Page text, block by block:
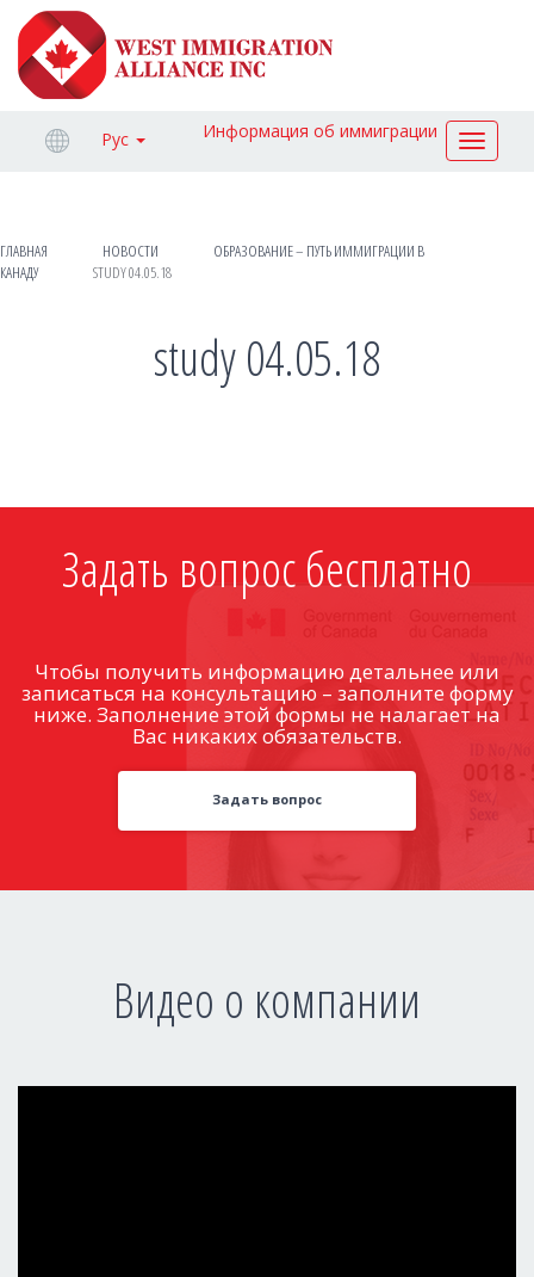
Toggle
Информация об иммиграции
Рус
ГЛАВНАЯ НОВОСТИ
ОБРАЗОВАНИЕ – ПУТЬ ИММИГРАЦИИ В
КАНАДУ
STUDY 04.05.18
study 04.05.18
Задать вопрос бесплатно
Чтобы получить информацию детальнее или
записаться на консультацию – заполните форму
ниже. Заполнение этой формы не налагает на
Вас никаких обязательств.
Задать вопрос
Видео о компании